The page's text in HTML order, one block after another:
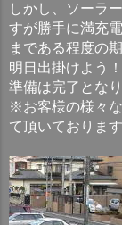
しかし、ソーラ
すが勝手に満充
まである程度の
明日出掛けよう
準備は完了となり
※お客様の様々
て頂いております